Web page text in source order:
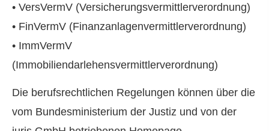
• VersVermV (Versicherungsvermittlerverordnung)
• FinVermV (Finanzanlagenvermittlerverordnung)
• ImmVermV
(Immobiliendarlehensvermittlerverordnung)
Die berufsrechtlichen Regelungen können über die
vom Bundesministerium der Justiz und von der